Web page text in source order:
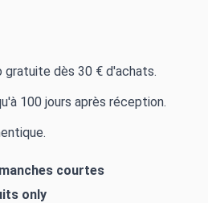
gratuite dès 30 € d'achats.
100 jours après réception.
courtes
only